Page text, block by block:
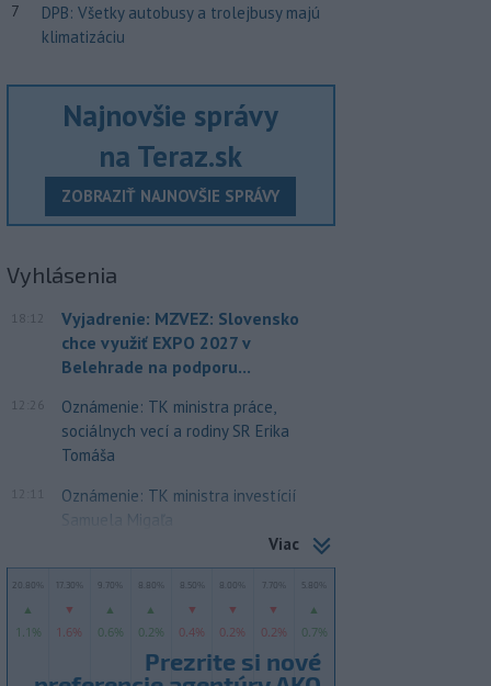
7
DPB: Všetky autobusy a trolejbusy majú
klimatizáciu
Najnovšie správy
na Teraz.sk
ZOBRAZIŤ NAJNOVŠIE SPRÁVY
Vyhlásenia
18:12
Vyjadrenie: MZVEZ: Slovensko
chce využiť EXPO 2027 v
Belehrade na podporu...
12:26
Oznámenie: TK ministra práce,
sociálnych vecí a rodiny SR Erika
Tomáša
Oznámenie: TK ministra investícií
Samuela Migaľa
Viac